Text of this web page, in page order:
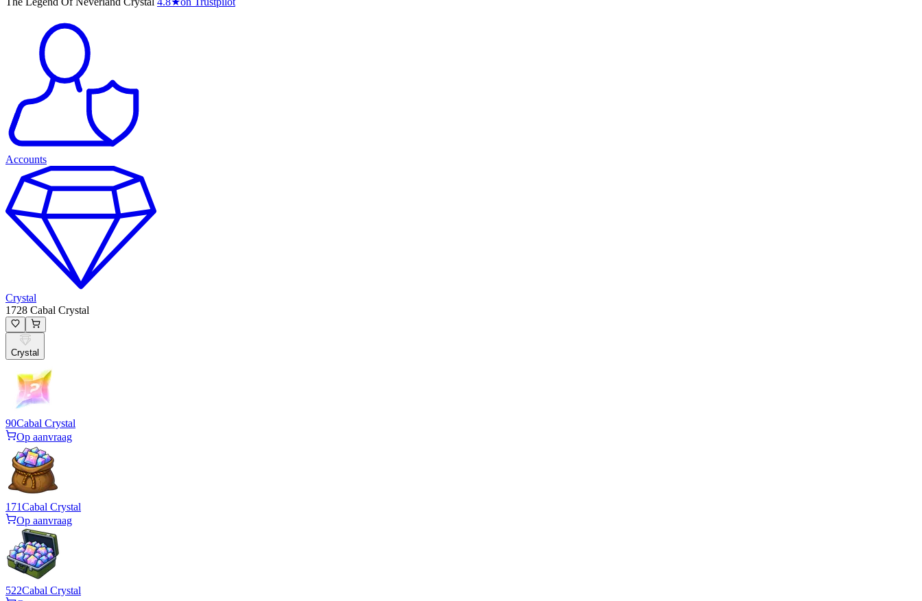
Accounts
Crystal
1728 Cabal Crystal
Crystal
90Cabal Crystal
Op aanvraag
171Cabal Crystal
Op aanvraag
522Cabal Crystal